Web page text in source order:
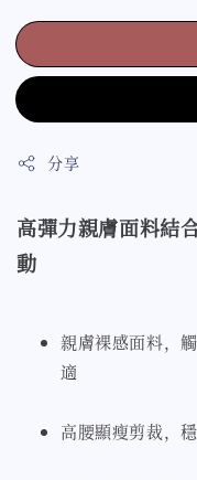
分享
高彈力親膚面料結
動
親膚裸感面料，
適
高腰顯瘦剪裁，